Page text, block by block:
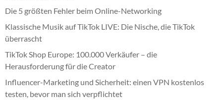
Die 5 größten Fehler beim Online-Networking
Klassische Musik auf TikTok LIVE: Die Nische, die TikTok
überrascht
TikTok Shop Europe: 100.000 Verkäufer – die
Herausforderung für die Creator
Influencer-Marketing und Sicherheit: einen VPN kostenlos
testen, bevor man sich verpflichtet